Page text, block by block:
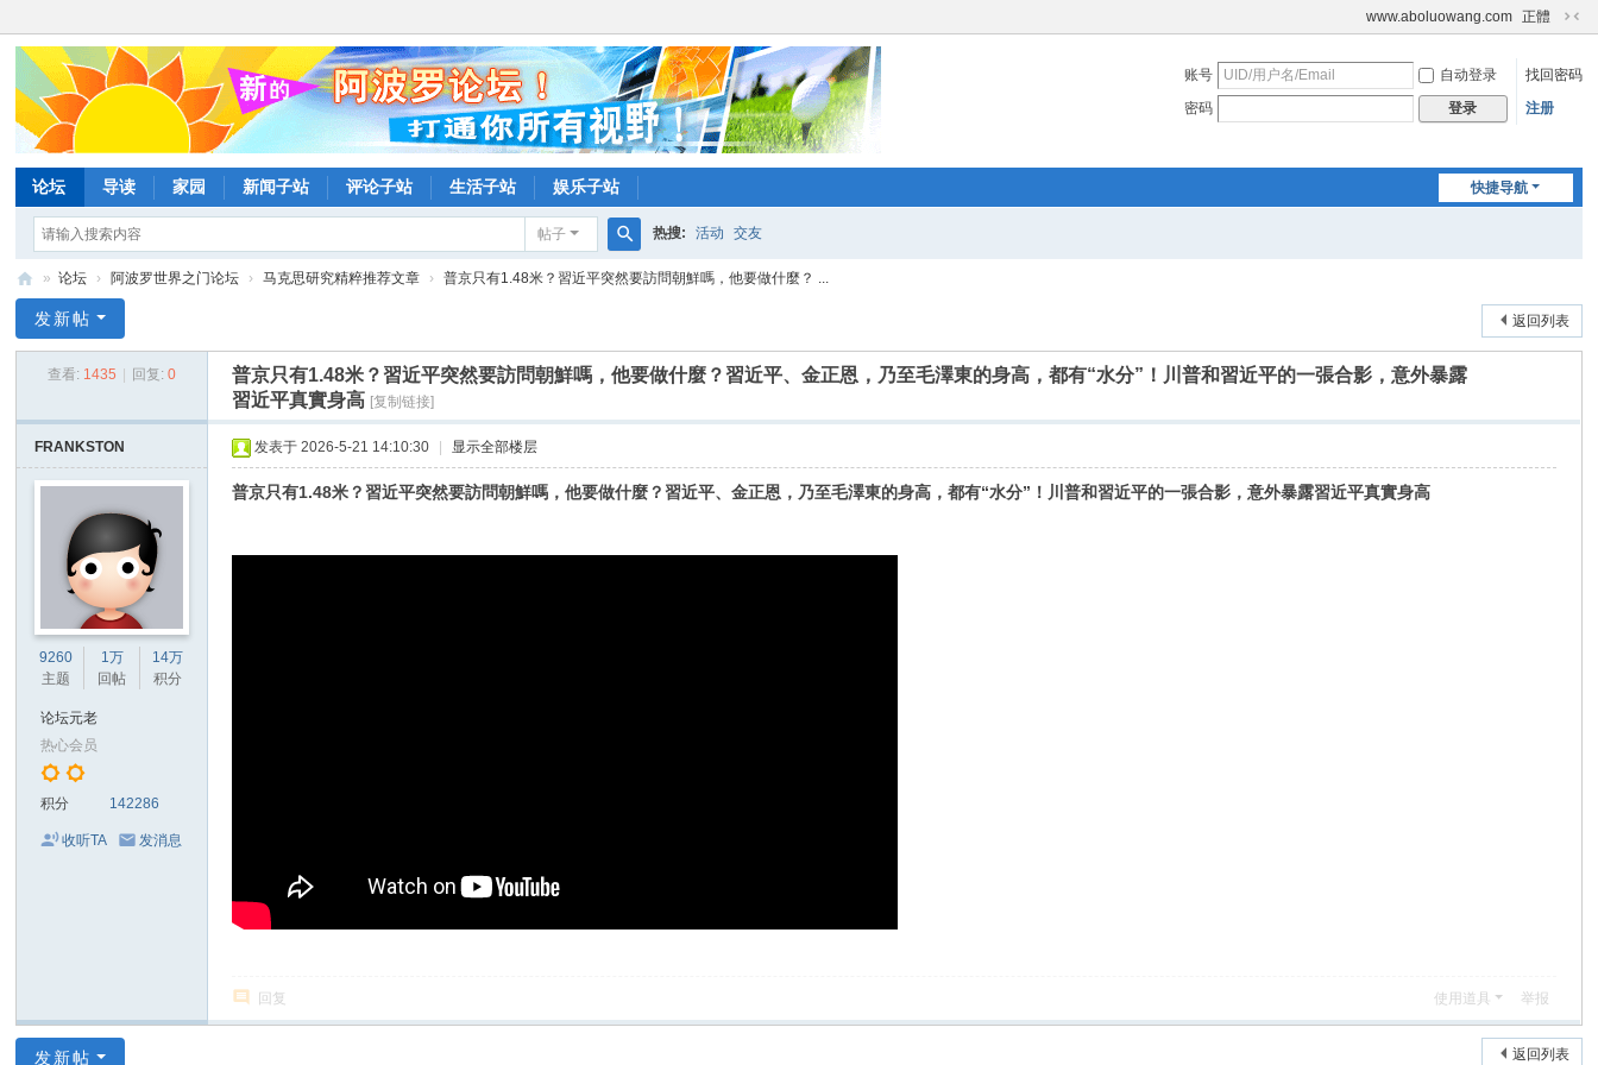
www.aboluowang.com 正體
切
到
账号 自动登录
找回密码
密码
登录 注册
快捷导航
论坛 导读 家园 新闻子站 评论子站 生活子站 娱乐子站
帖子
搜
热搜: 活动 交友
波
网
论
坛
» 论坛 › 阿波罗世界之门论坛 › 马克思研究精粹推荐文章 › 普京只有1.48米？習近平突然要訪問朝鮮嗎，他要做什麼？ ...
返回列表
发新帖
查看: 1435 回复: 0
普京只有1.48米？習近平突然要訪問朝鮮嗎，他要做什麼？習近平、金正恩，乃至毛澤東的身高，都有“水分”！川普和習近平的一張合影，意外暴露
習近平真實身高 [复制链接]
FRANKSTON
9260
主题
1万
回帖
14万
积分
论坛元老
热心会员
积分 142286
收听TA 发消息
发表于 2026-5-21 14:10:30 显示全部楼层
普京只有1.48米？習近平突然要訪問朝鮮嗎，他要做什麼？習近平、金正恩，乃至毛澤東的身高，都有“水分”！川普和習近平的一張合影，意外暴露習近平真實身高
回复 使用道具 举报
返回列表
发新帖